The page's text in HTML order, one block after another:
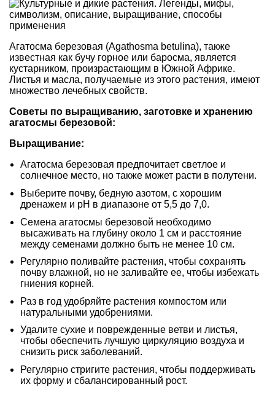
Агатосма березовая (Agathosma betulina), также
известная как бучу горное или баросма, является
кустарником, произрастающим в Южной Африке.
Листья и масла, получаемые из этого растения, имеют
множество лечебных свойств.
Советы по выращиванию, заготовке и хранению
агатосмы березовой:
Выращивание:
Агатосма березовая предпочитает светлое и
солнечное место, но также может расти в полутени.
Выберите почву, бедную азотом, с хорошим
дренажем и pH в диапазоне от 5,5 до 7,0.
Семена агатосмы березовой необходимо
высаживать на глубину около 1 см и расстояние
между семенами должно быть не менее 10 см.
Регулярно поливайте растения, чтобы сохранять
почву влажной, но не заливайте ее, чтобы избежать
гниения корней.
Раз в год удобряйте растения компостом или
натуральными удобрениями.
Удалите сухие и поврежденные ветви и листья,
чтобы обеспечить лучшую циркуляцию воздуха и
снизить риск заболеваний.
Регулярно стригите растения, чтобы поддерживать
их форму и сбалансированный рост.